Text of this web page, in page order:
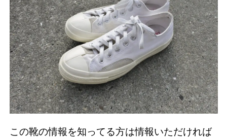
この靴の情報を知ってる方は情報いただければ